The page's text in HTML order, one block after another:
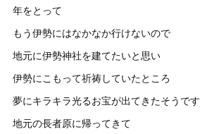
年をとって
もう伊勢にはなかなか行けないので
地元に伊勢神社を建てたいと思い
伊勢にこもって祈祷していたところ
夢にキラキラ光るお宝が出てきたそうです
地元の長者原に帰ってきて